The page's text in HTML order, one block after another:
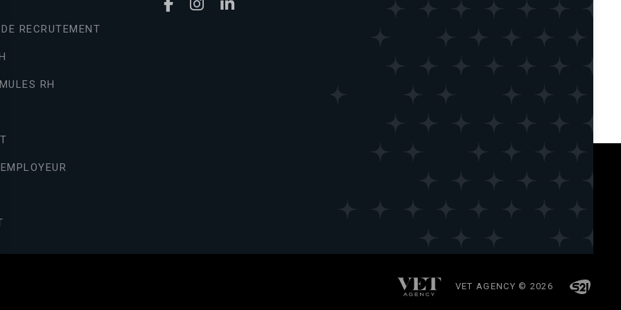
de confidentialité, en garantissant la conformité avec les réglementations. Personnalisez vos préférences
DE RECRUTEMENT
RH
EMPLOYEUR
VET AGENCY © 2026